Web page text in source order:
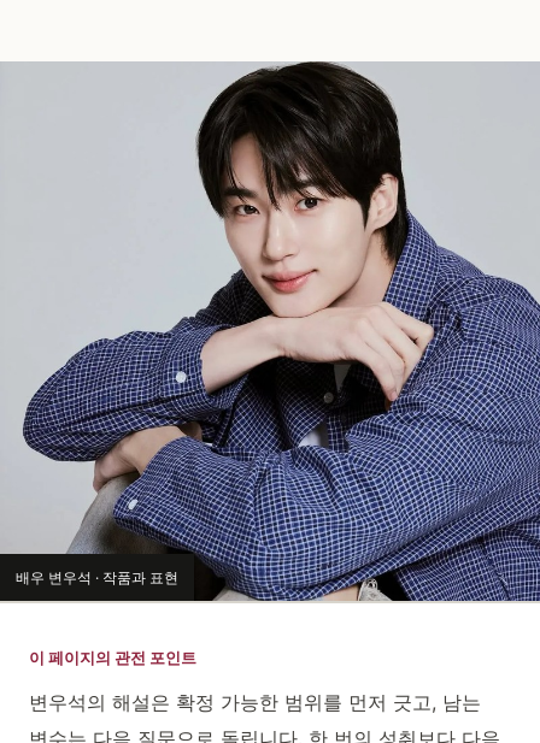
배우 변우석 · 작품과 표현
이 페이지의 관전 포인트
변우석의 해설은 확정 가능한 범위를 먼저 긋고, 남는
변수는 다음 질문으로 돌립니다. 한 번의 성취보다 다음